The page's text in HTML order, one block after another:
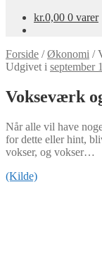
kr.0,00 0 varer
Forside /Økonomi /
Udgivet i september
Vokseværk
Når alle vil have
for dette eller hint,
vokser, og vokser…
(Kilde)